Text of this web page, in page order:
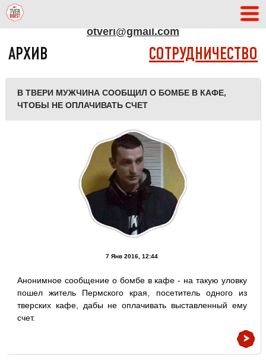
otveri@gmail.com
АРХИВ СОТРУДНИЧЕСТВО
В ТВЕРИ МУЖЧИНА СООБЩИЛ О БОМБЕ В КАФЕ,
ЧТОБЫ НЕ ОПЛАЧИВАТЬ СЧЕТ
7 Янв 2016, 12:44
Анонимное сообщение о бомбе в кафе - на такую уловку
пошел житель Пермского края, посетитель одного из
тверских кафе, дабы не оплачивать выставленный ему
счет.